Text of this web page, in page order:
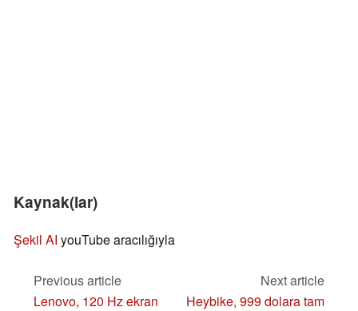
Kaynak(lar)
Şekil AI youTube aracılığıyla
Previous article
Lenovo, 120 Hz ekran
Next article
Heybike, 999 dolara tam